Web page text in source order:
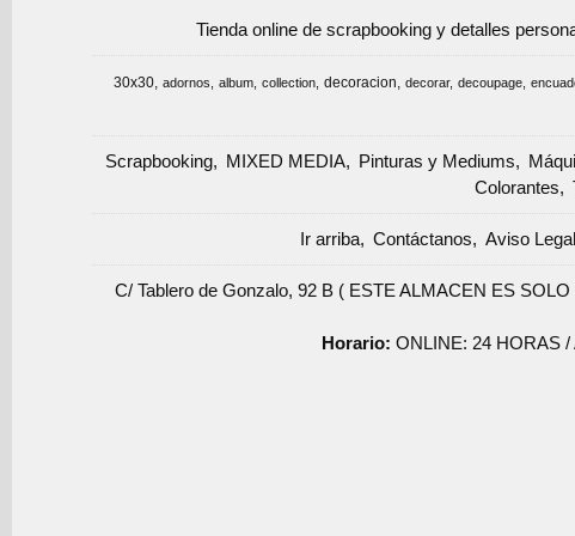
Tienda online de scrapbooking y detalles
30x30 adornos album collection decoracion decorar decoupage
Scrapbooking MIXED MEDIA Pinturas y Mediums
Colorantes
Ir arriba Contáctanos Aviso Legal
C/ Tablero de Gonzalo, 92 B ( ESTE ALMACEN ES
Horario:ONLINE: 24 HORAS